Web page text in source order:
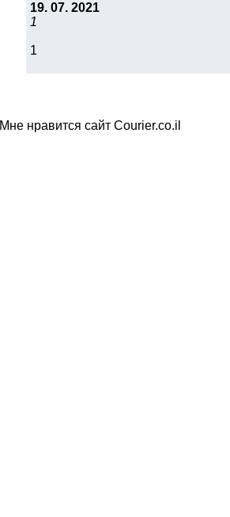
19. 07. 2021
1
1
Мне нравится сайт Courier.co.il